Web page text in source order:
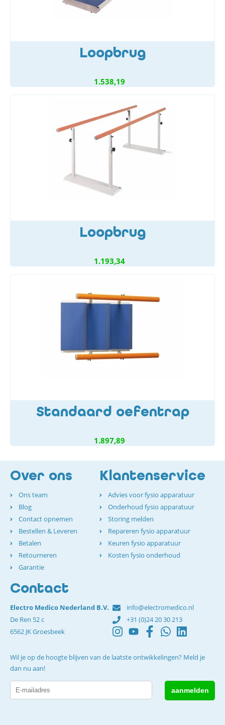
Loopbrug
1.538,19
Loopbrug
1.193,34
Standaard oefentrap
1.897,89
Over ons
Ons team
Blog
Contact opnemen
Bestellen & Leveren
Betalen
Retourneren
Garantie
Klantenservice
Advies voor fysio apparatuur
Onderhoud fysio apparatuur
Storing melden
Repareren fysio apparatuur
Keuren fysio apparatuur
Kosten fysio onderhoud
Contact
Electro Medico Nederland B.V.
De Ren 52 c
6562 JK Groesbeek
info@electromedico.nl
+31 (0)24 20 30 213
Wil je op de hoogte blijven van de laatste ontwikkelingen? Meld je
dan nu aan!